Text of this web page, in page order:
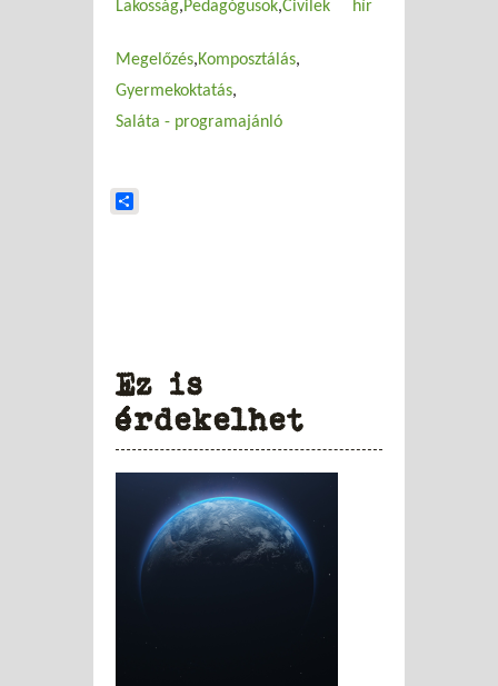
Lakosság Pedagógusok Civilek hír
Megelőzés Komposztálás
Gyermekoktatás
Saláta - programajánló
Ez is
érdekelhet